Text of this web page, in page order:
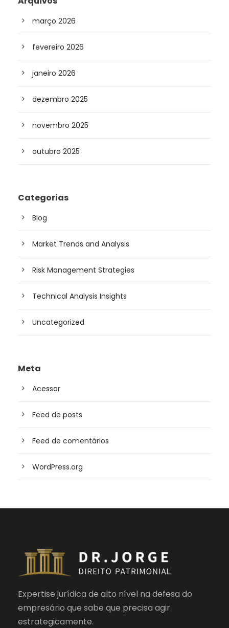
março 2026
fevereiro 2026
janeiro 2026
dezembro 2025
novembro 2025
outubro 2025
Categorias
Blog
Market Trends and Analysis
Risk Management Strategies
Technical Analysis Insights
Uncategorized
Meta
Acessar
Feed de posts
Feed de comentários
WordPress.org
Expertise jurídica de alto nível na defesa do
empresário que sabe que precisa agir
estrategicamente.